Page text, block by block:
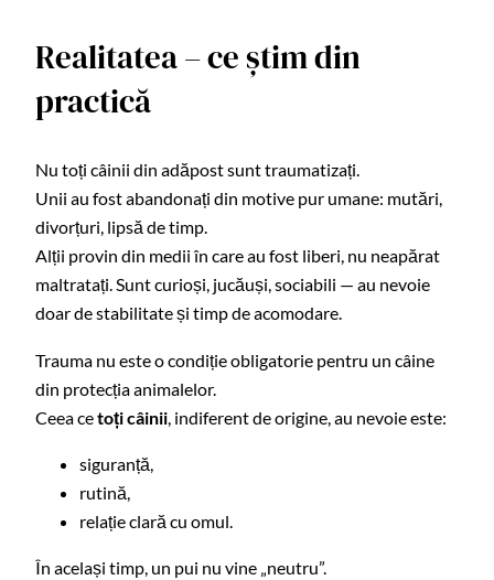
Realitatea – ce știm din
practică
Nu toți câinii din adăpost sunt traumatizați.
Unii au fost abandonați din motive pur umane: mutări,
divorțuri, lipsă de timp.
Alții provin din medii în care au fost liberi, nu neapărat
maltratați. Sunt curioși, jucăuși, sociabili — au nevoie
doar de stabilitate și timp de acomodare.
Trauma nu este o condiție obligatorie pentru un câine
din protecția animalelor.
Ceea cetoți câinii , indiferent de origine, au nevoie este:
siguranță,
rutină,
relație clară cu omul.
În același timp, un pui nu vine „neutru”.